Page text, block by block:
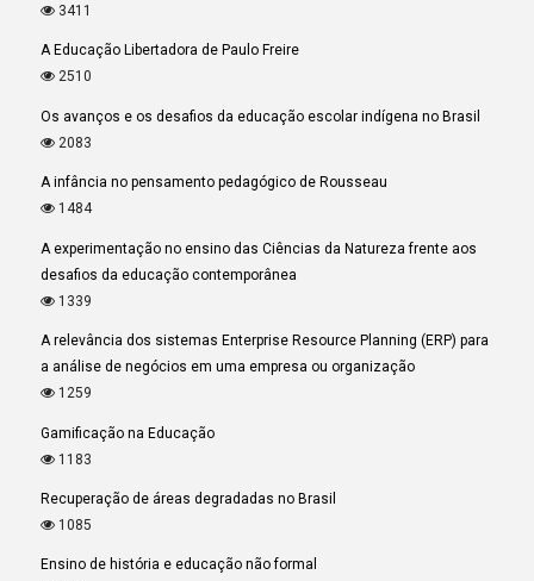
3411
A Educação Libertadora de Paulo Freire
2510
Os avanços e os desafios da educação escolar indígena no Brasil
2083
A infância no pensamento pedagógico de Rousseau
1484
A experimentação no ensino das Ciências da Natureza frente aos
desafios da educação contemporânea
1339
A relevância dos sistemas Enterprise Resource Planning (ERP) para
a análise de negócios em uma empresa ou organização
1259
Gamificação na Educação
1183
Recuperação de áreas degradadas no Brasil
1085
Ensino de história e educação não formal